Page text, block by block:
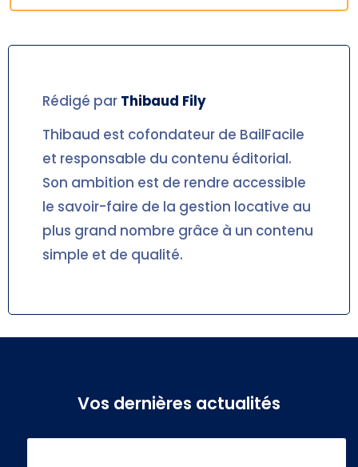
Rédigé par Thibaud Fily
Thibaud est cofondateur de BailFacile
et responsable du contenu éditorial.
Son ambition est de rendre accessible
le savoir-faire de la gestion locative au
plus grand nombre grâce à un contenu
simple et de qualité.
Vos dernières actualités